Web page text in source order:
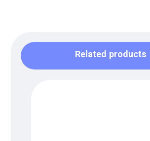
Related products